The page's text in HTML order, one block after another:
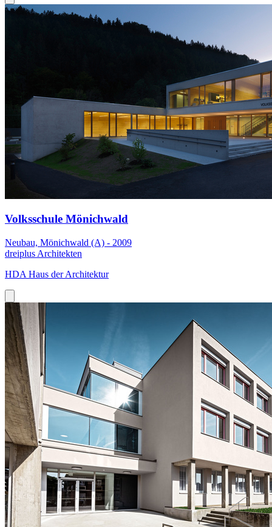
Volksschule Mönichwald
Neubau, Mönichwald (A) - 2009
dreiplus Architekten
HDA Haus der Architektur